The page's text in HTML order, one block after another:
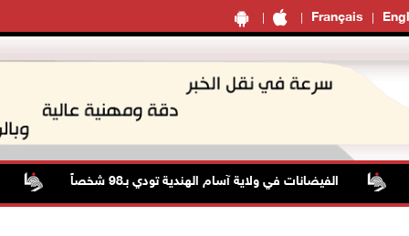
Français
الفيضانات في ولاية آسام الهندية تودي بـ98 شخصاً